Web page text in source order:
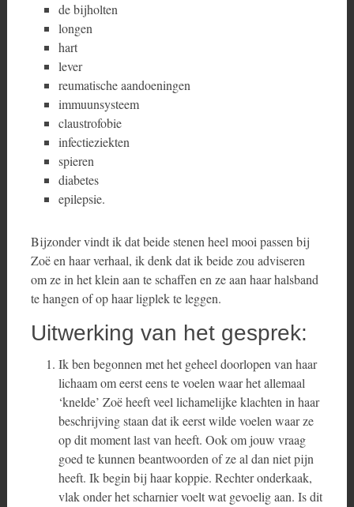
de bijholten
longen
hart
lever
reumatische aandoeningen
immuunsysteem
claustrofobie
infectieziekten
spieren
diabetes
epilepsie.
Bijzonder vindt ik dat beide stenen heel mooi passen bij
Zoë en haar verhaal, ik denk dat ik beide zou adviseren
om ze in het klein aan te schaffen en ze aan haar halsband
te hangen of op haar ligplek te leggen.
Uitwerking van het gesprek:
Ik ben begonnen met het geheel doorlopen van haar
lichaam om eerst eens te voelen waar het allemaal
‘knelde’ Zoë heeft veel lichamelijke klachten in haar
beschrijving staan dat ik eerst wilde voelen waar ze
op dit moment last van heeft. Ook om jouw vraag
goed te kunnen beantwoorden of ze al dan niet pijn
heeft. Ik begin bij haar koppie. Rechter onderkaak,
vlak onder het scharnier voelt wat gevoelig aan. Is dit